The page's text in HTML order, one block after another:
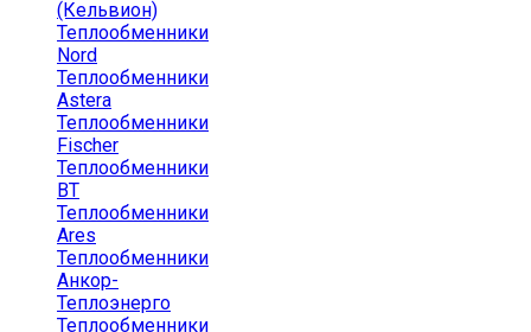
(Кельвион)
Теплообменники
Nord
Теплообменники
Astera
Теплообменники
Fischer
Теплообменники
ВТ
Теплообменники
Ares
Теплообменники
Анкор-
Теплоэнерго
Теплообменники